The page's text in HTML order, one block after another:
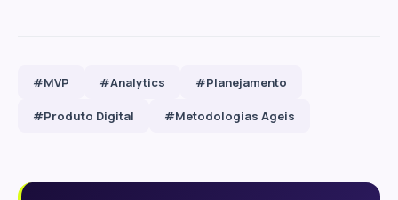
#MVP #Analytics #Planejamento
#Produto Digital #Metodologias Ageis